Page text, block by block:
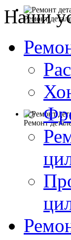
Ремонт
Ремонт
Наши